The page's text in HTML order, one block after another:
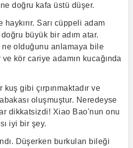
doğru kafa üstü düşer.
Sarı cüppeli adam
doğru büyük bir adım atar.
olduğunu anlamaya bile
kör cariye adamın kucağında
gibi çırpınmaktadır ve
oluşmuştur. Neredeyse
dikkatsizdi! Xiao Bao'nun onu
iyi bir şey.
Düşerken burkulan bileği